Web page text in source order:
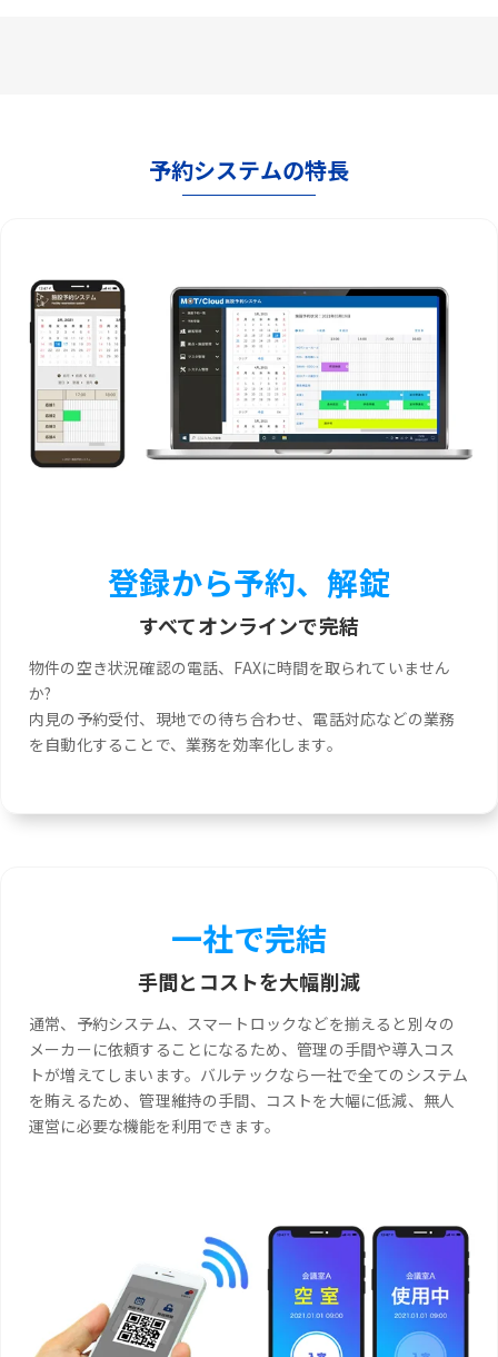
予約システムの特長
登録から予約、解錠
すべてオンラインで完結
物件の空き状況確認の電話、FAXに時間を取られていません
か?
内見の予約受付、現地での待ち合わせ、電話対応などの業務
を自動化することで、業務を効率化します。
一社で完結
手間とコストを大幅削減
通常、予約システム、スマートロックなどを揃えると別々の
メーカーに依頼することになるため、管理の手間や導入コス
トが増えてしまいます。バルテックなら一社で全てのシステム
を賄えるため、管理維持の手間、コストを大幅に低減、無人
運営に必要な機能を利用できます。